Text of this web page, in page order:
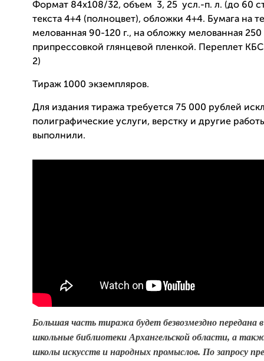
Формат 84х108/32, объем 3, 25 усл.-п. л. (до 60
текста 4+4 (полноцвет), обложки 4+4. Бумага на
мелованная 90-120 г., на обложку мелованная 250
припрессовкой глянцевой пленкой. Переплет
2)
Тираж 1000 экземпляров.
Для издания тиража требуется 75 000 рублей
полиграфические услуги, верстку и другие
выполнили.
Большая часть тиража будет безвозмездно передана
школьные библиотеки Архангельской области, а
школы искусств и народных промыслов. По запросу